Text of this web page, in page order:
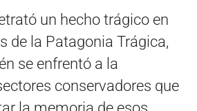
un hecho trágico en
de la Patagonia Trágica,
se enfrentó a la
conservadores que